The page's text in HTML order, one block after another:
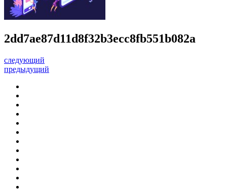
2dd7ae87d11d8f32b3ecc8fb551b082a
следующий
предыдущий